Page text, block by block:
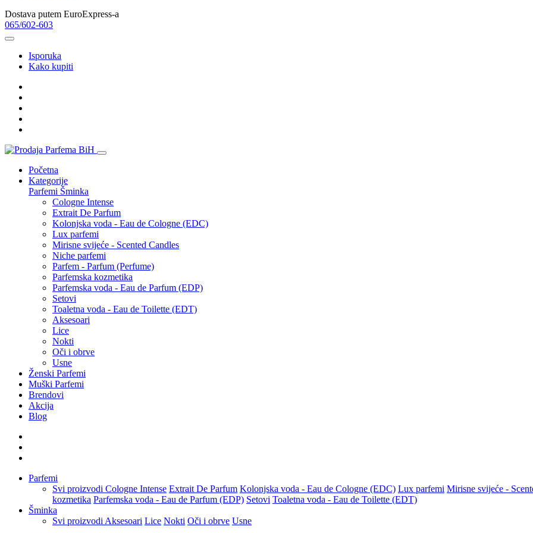
Dostava putem EuroExpress-a
065/602-603
Isporuka
Kako kupiti
Početna
Kategorije
Parfemi Šminka
Cologne Intense
Extrait De Parfum
Kolonjska voda - Eau de Cologne (EDC)
Lux parfemi
Mirisne svijeće - Scented Candles
Niche parfemi
Parfem - Parfum (Perfume)
Parfemska kozmetika
Parfemska voda - Eau de Parfum (EDP)
Setovi
Toaletna voda - Eau de Toilette (EDT)
Aksesoari
Lice
Nokti
Oči i obrve
Usne
Ženski Parfemi
Muški Parfemi
Brendovi
Akcija
Blog
Parfemi
Svi proizvodi Cologne Intense Extrait De Parfum Kolonjska voda - Eau de Cologne (EDC) Lux parfemi Mirisne svijeće -
kozmetika Parfemska voda - Eau de Parfum (EDP) Setovi Toaletna voda - Eau de Toilette (EDT)
Šminka
Svi proizvodi Aksesoari Lice Nokti Oči i obrve Usne